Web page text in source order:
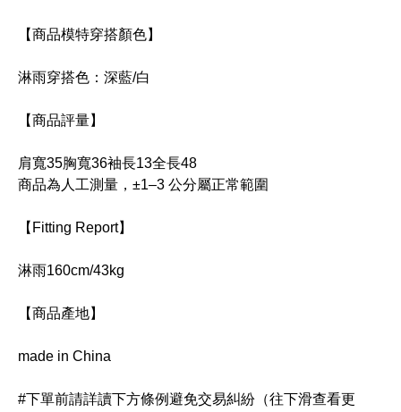
【商品模特穿搭顏色】
淋雨穿搭色：深藍/白
【商品評量】
肩寬35胸寬36袖長13全長48
商品為人工測量，±1–3 公分屬正常範圍
【Fitting Report】
淋雨160cm/43kg
【商品產地】
made in China
#下單前請詳讀下方條例避免交易糾紛（往下滑查看更